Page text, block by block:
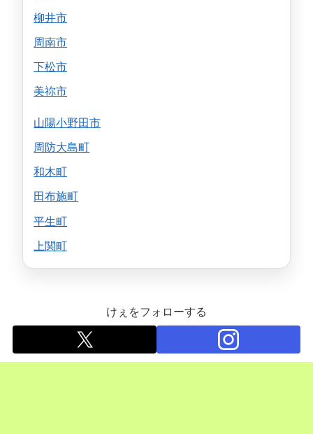
柳井市
周南市
下松市
美祢市
山陽小野田市
周防大島町
和木町
田布施町
平生町
上関町
けぇをフォローする